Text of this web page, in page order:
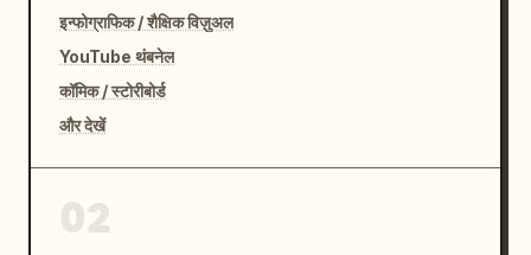
इन्फोग्राफिक / शैक्षिक विज़ुअल
YouTube थंबनेल
कॉमिक / स्टोरीबोर्ड
और देखें